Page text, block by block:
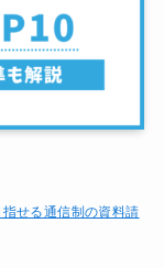
せる通信制の資料請